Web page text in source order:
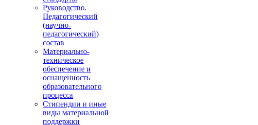
Руководство.
Педагогический
(научно-
педагогический)
состав
Материально-
техническое
обеспечение и
оснащенность
образовательного
процесса
Стипендии и иные
виды материальной
поддержки